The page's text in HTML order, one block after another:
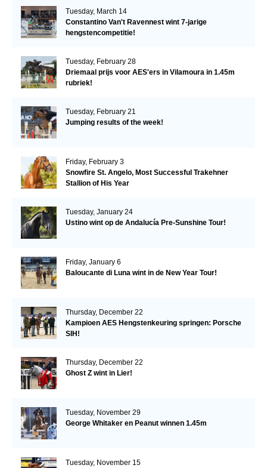
Tuesday, March 14
Constantino Van't Ravennest wint 7-jarige
hengstencompetitie!
Tuesday, February 28
Driemaal prijs voor AES'ers in Vilamoura in 1.45m
rubriek!
Tuesday, February 21
Jumping results of the week!
Friday, February 3
Snowfire St. Angelo, Most Successful Trakehner
Stallion of His Year
Tuesday, January 24
Ustino wint op de Andalucía Pre-Sunshine Tour!
Friday, January 6
Baloucante di Luna wint in de New Year Tour!
Thursday, December 22
Kampioen AES Hengstenkeuring springen: Porsche
SIH!
Thursday, December 22
Ghost Z wint in Lier!
Tuesday, November 29
George Whitaker en Peanut winnen 1.45m
Tuesday, November 15